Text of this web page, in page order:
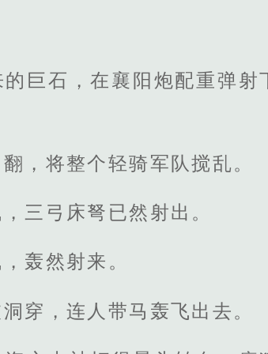
巨石，在襄阳炮配重弹射
，将整个轻骑军队搅乱。
三弓床弩已然射出。
轰然射来。
穿，连人带马轰飞出去。